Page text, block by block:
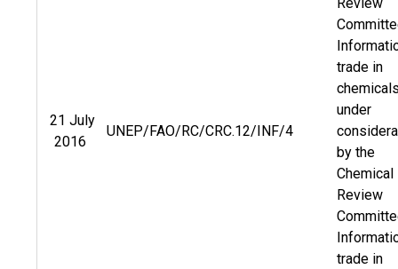
21 July
2016
UNEP/FAO/RC/CRC.12/INF/4
trade in
under
by the
Chemical
Review
trade in